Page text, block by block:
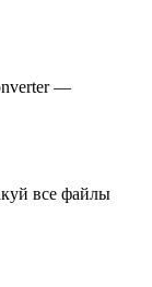
—
все файлы